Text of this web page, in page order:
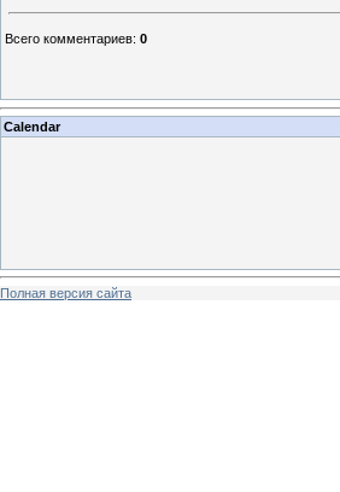
Всего комментариев: 0
Calendar
Полная версия сайта